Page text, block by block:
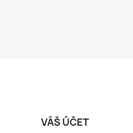
VÁŠ ÚČET